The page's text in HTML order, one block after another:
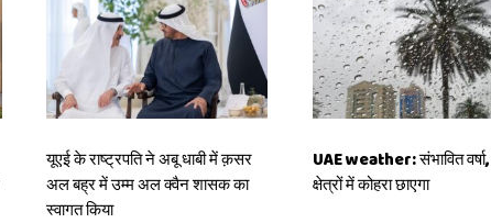
यूएई के राष्ट्रपति ने अबू धाबी में क़सर
अल बह्र में उम्म अल क्वैन शासक का
स्वागत किया
UAE weather: संभावित
क्षेत्रों में कोहरा छाएगा